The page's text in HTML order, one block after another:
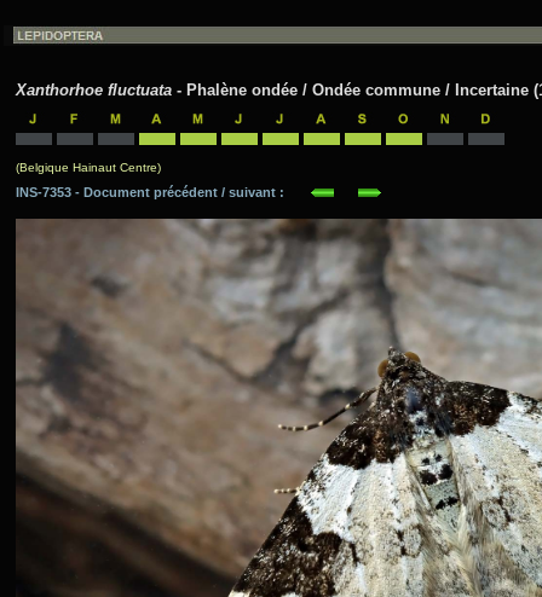
Xanthorhoe fluctuata - Phalène ondée / Ondée commune / Incertaine
(Belgique Hainaut Centre)
INS-7353 - Document précédent / suivant :